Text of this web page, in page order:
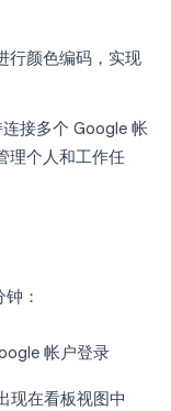
行颜色编码，实现
连接多个 Google 帐
理个人和工作任
：
帐户登录
现在看板视图中